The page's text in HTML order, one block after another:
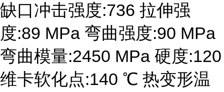
缺口冲击强度:736 拉伸强
度:89 MPa 弯曲强度:90 MPa
弯曲模量:2450 MPa 硬度:120
维卡软化点:140 ℃ 热变形温